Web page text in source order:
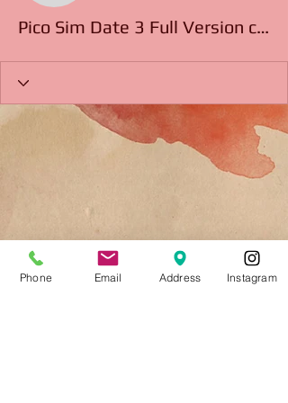
Pico Sim Date 3 Full Version chacai
Phone Email Address Instagram